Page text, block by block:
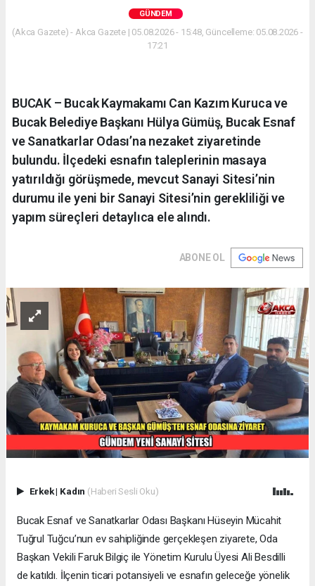
GÜNDEM
(Akca Gazete) - Akca Gazete | 05.08.2026 - 15:48, Güncelleme: 05.08.2026 -
17:21
BUCAK – Bucak Kaymakamı Can Kazım Kuruca ve
Bucak Belediye Başkanı Hülya Gümüş, Bucak Esnaf
ve Sanatkarlar Odası’na nezaket ziyaretinde
bulundu. İlçedeki esnafın taleplerinin masaya
yatırıldığı görüşmede, mevcut Sanayi Sitesi’nin
durumu ile yeni bir Sanayi Sitesi’nin gerekliliği ve
yapım süreçleri detaylıca ele alındı.
ABONE OL
Erkek| Kadın (Haberi Sesli Oku)
Bucak Esnaf ve Sanatkarlar Odası Başkanı Hüseyin Mücahit
Tuğrul Tuğcu’nun ev sahipliğinde gerçekleşen ziyarete, Oda
Başkan Vekili Faruk Bilgiç ile Yönetim Kurulu Üyesi Ali Besdilli
de katıldı. İlçenin ticari potansiyeli ve esnafın geleceğe yönelik